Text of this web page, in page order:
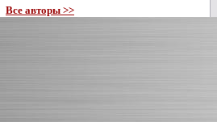
Все авторы >>